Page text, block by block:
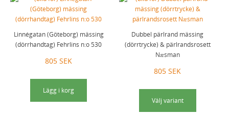
Linnégatan (Göteborg) mässing
(dörrhandtag) Fehrlins n:o 530
805 SEK
Lägg i korg
Dubbel pärlrand mässing
(dörrtrycke) & pärlrandsrosett
Næsman
805 SEK
Välj variant